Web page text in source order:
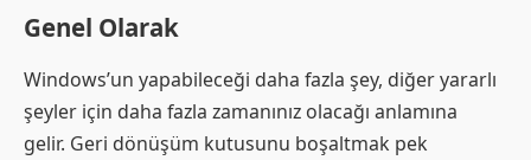
Genel Olarak
Windows’un yapabileceği daha fazla şey, diğer yararlı
şeyler için daha fazla zamanınız olacağı anlamına
gelir. Geri dönüşüm kutusunu boşaltmak pek